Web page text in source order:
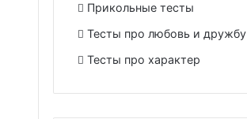
Прикольные тесты
Тесты про любовь и дружбу
Тесты про характер